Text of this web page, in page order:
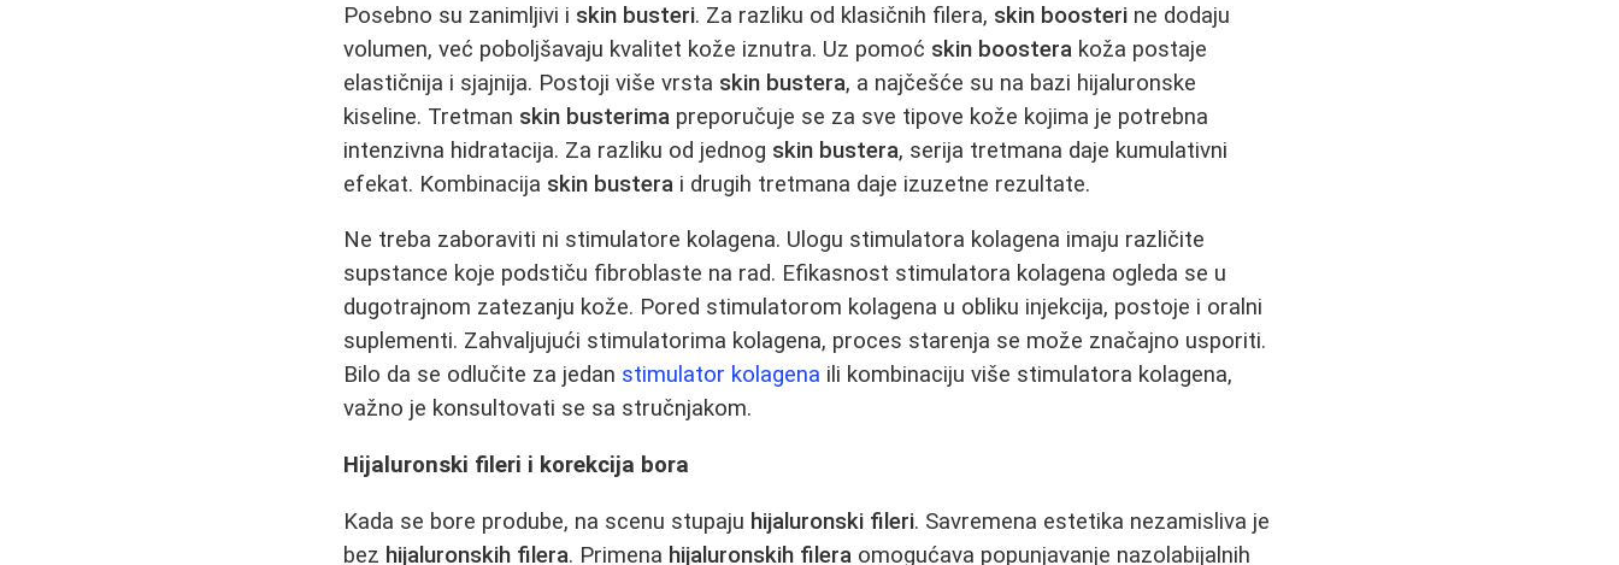
Posebno su zanimljivi i skin busteri. Za razliku od klasičnih filera, skin boosteri ne dodaju
volumen, već poboljšavaju kvalitet kože iznutra. Uz pomoć skin boostera koža postaje
elastičnija i sjajnija. Postoji više vrsta skin bustera, a najčešće su na bazi hijaluronske
kiseline. Tretman skin busterima preporučuje se za sve tipove kože kojima je potrebna
intenzivna hidratacija. Za razliku od jednog skin bustera, serija tretmana daje kumulativni
efekat. Kombinacija skin bustera i drugih tretmana daje izuzetne rezultate.
Ne treba zaboraviti ni stimulatore kolagena. Ulogu stimulatora kolagena imaju različite
supstance koje podstiču fibroblaste na rad. Efikasnost stimulatora kolagena ogleda se u
dugotrajnom zatezanju kože. Pored stimulatorom kolagena u obliku injekcija, postoje i oralni
suplementi. Zahvaljujući stimulatorima kolagena, proces starenja se može značajno usporiti.
Bilo da se odlučite za jedan stimulator kolagena ili kombinaciju više stimulatora kolagena,
važno je konsultovati se sa stručnjakom.
Hijaluronski fileri i korekcija bora
Kada se bore prodube, na scenu stupaju hijaluronski fileri. Savremena estetika nezamisliva je
bez hijaluronskih filera. Primena hijaluronskih filera omogućava popunjavanje nazolabijalnih